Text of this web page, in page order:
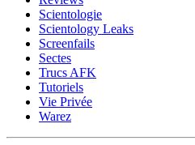
Scientologie
Scientology Leaks
Screenfails
Sectes
Trucs AFK
Tutoriels
Vie Privée
Warez